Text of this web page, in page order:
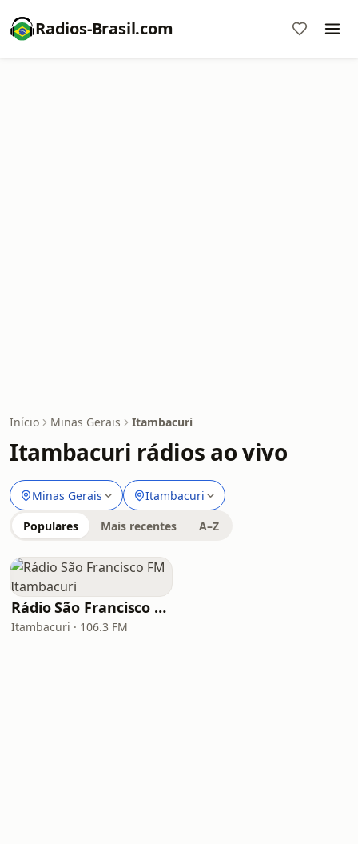
Radios-Brasil.com
Início Minas Gerais Itambacuri
Itambacuri rádios ao vivo
Minas Gerais Itambacuri
Populares Mais recentes A–Z
Rádio São Francisco FM Itambacuri
Itambacuri · 106.3 FM